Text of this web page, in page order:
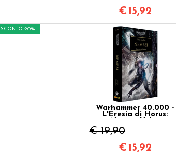
€ 15,92
SCONTO 20%
Warhammer 40.000 -
L'Eresia di Horus:
€ 19,90
€ 15,92